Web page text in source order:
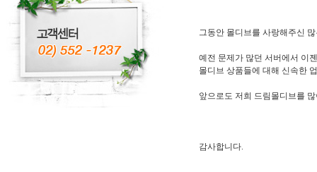
그동안 몰디브를 사랑해주신
예전 문제가 많던 서버에서 이
몰디브 상품들에 대해 신속한
앞으로도 저희 드림몰디브를
감사합니다.